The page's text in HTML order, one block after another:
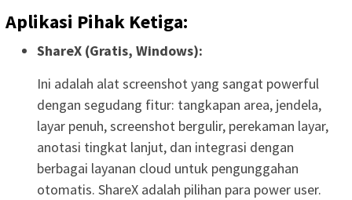
Aplikasi Pihak Ketiga:
ShareX (Gratis, Windows):
Ini adalah alat screenshot yang sangat powerful
dengan segudang fitur: tangkapan area, jendela,
layar penuh, screenshot bergulir, perekaman layar,
anotasi tingkat lanjut, dan integrasi dengan
berbagai layanan cloud untuk pengunggahan
otomatis. ShareX adalah pilihan para power user.